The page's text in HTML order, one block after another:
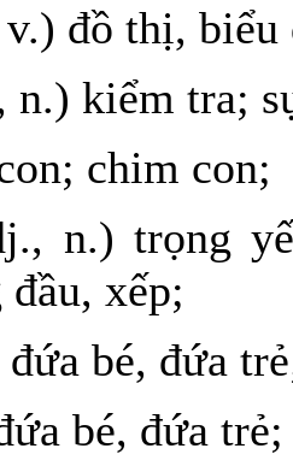
đồ thị,
n.) kiểm tra;
chim con;
n.) trọng
xếp;
bé, đứa
bé, đứa trẻ;